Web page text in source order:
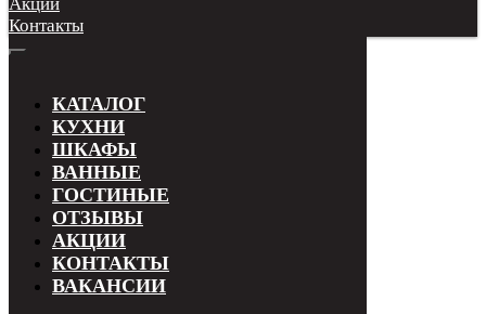
Контакты
КАТАЛОГ
КУХНИ
ШКАФЫ
ВАННЫЕ
ГОСТИНЫЕ
ОТЗЫВЫ
АКЦИИ
КОНТАКТЫ
ВАКАНСИИ